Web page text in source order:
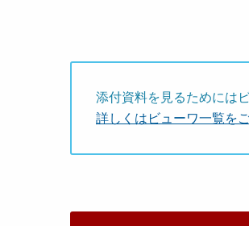
添付資料を見るためには
詳しくはビューワ一覧を